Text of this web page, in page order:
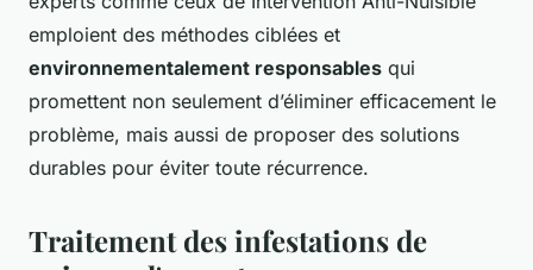
emploient des méthodes ciblées et
environnementalement responsables qui
promettent non seulement d’éliminer efficacement le
problème, mais aussi de proposer des solutions
durables pour éviter toute récurrence.
Traitement des infestations de